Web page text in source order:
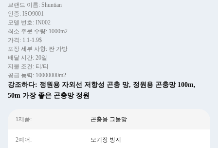
브랜드 이름: Shuntian
인증: ISO9001
모델 번호: IN002
최소 주문 수량: 1000m2
가격: 1.1-1.9$
포장 세부 사항: 짠 가방
배달 시간: 20일
지불 조건: 티/티
공급 능력: 10000000m2
강조하다: 정원용 자외선 저항성 곤충 망, 정원용 곤충망 100m,
50m 가장 좋은 곤충망 정원
1제품: 곤충용 그물망
2예어: 모기장 방지